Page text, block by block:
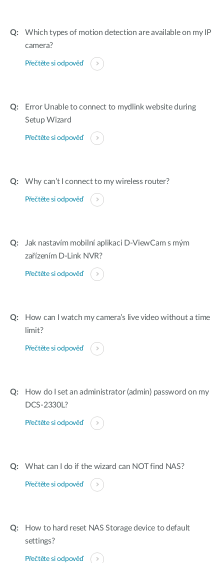
Which types of motion detection are available on my IP
camera?
Přečtěte si odpověď
Error Unable to connect to mydlink website during
Setup Wizard
Přečtěte si odpověď
Why can’t I connect to my wireless router?
Přečtěte si odpověď
Jak nastavím mobilní aplikaci D-ViewCam s mým
zařízením D-Link NVR?
Přečtěte si odpověď
How can I watch my camera’s live video without a time
limit?
Přečtěte si odpověď
How do I set an administrator (admin) password on my
DCS-2330L?
Přečtěte si odpověď
What can I do if the wizard can NOT find NAS?
Přečtěte si odpověď
How to hard reset NAS Storage device to default
settings?
Přečtěte si odpověď